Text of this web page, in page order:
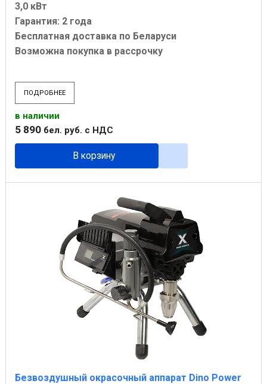
3,0 кВт
Гарантия: 2 года
Бесплатная доставка по Беларуси
Возможна покупка в рассрочку
ПОДРОБНЕЕ
в наличии
5 890 бел. руб. с НДС
В корзину
Безвоздушный окрасочный аппарат Dino Power